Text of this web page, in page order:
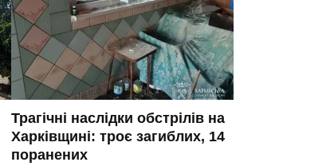
Трагічні наслідки обстрілів на
Харківщині: троє загиблих, 14
поранених